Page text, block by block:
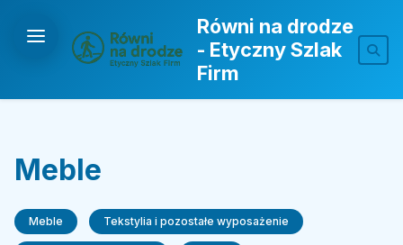
Równi na drodze
- Etyczny Szlak
Firm
Meble
Meble Tekstylia i pozostałe wyposażenie